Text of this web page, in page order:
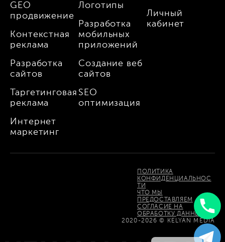
GEO
продвижение
Контекстная
реклама
Разработка
сайтов
Таргетинговая
реклама
Интернет
маркетинг
Логотипы
Разработка
мобильных
приложений
Создание веб
сайтов
SEO
оптимизация
Личный
кабинет
ПОЛИТИКА
КОНФИДЕНЦИАЛЬНОС
ТИ
ЧТО МЫ
ПРЕДОСТАВЛЯЕМ
СОГЛАСИЕ НА
ОБРАБОТКУ ДАННЫХ
2020-2026 © KELYAN MEDIA
Uzbek